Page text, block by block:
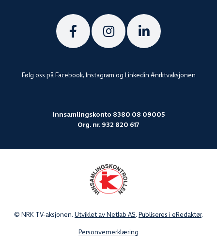
Følg
Facebook
Følg Følg
Følg oss på Facebook, Instagram og Linkedin #nrktvaksjonen
Innsamlingskonto 8380 08 09005
Org. nr. 932 820 617
© NRK TV-aksjonen. Utviklet av Netlab AS. Publiseres i eRedaktør.
Personvernerklæring